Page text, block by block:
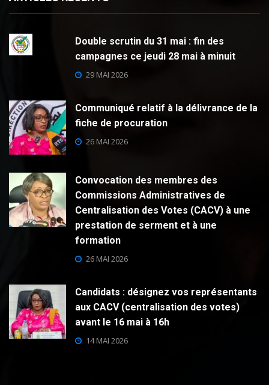
Double scrutin du 31 mai : fin des
campagnes ce jeudi 28 mai à minuit
29 MAI 2026
Communiqué relatif à la délivrance de la
fiche de procuration
26 MAI 2026
Convocation des membres des
Commissions Administratives de
Centralisation des Votes (CACV) à une
prestation de serment et à une
formation
26 MAI 2026
Candidats : désignez vos représentants
aux CACV (centralisation des votes)
avant le 16 mai à 16h
14 MAI 2026